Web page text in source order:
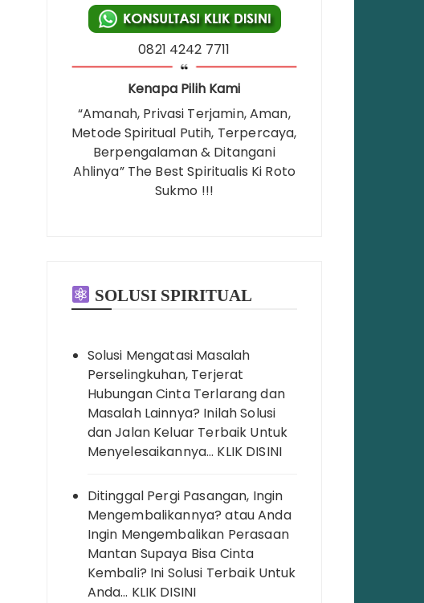
0821 4242 7711
Kenapa Pilih Kami
“Amanah, Privasi Terjamin, Aman,
Metode Spiritual Putih, Terpercaya,
Berpengalaman & Ditangani
Ahlinya” The Best Spiritualis Ki Roto
Sukmo !!!
SOLUSI SPIRITUAL
Solusi Mengatasi Masalah
Perselingkuhan, Terjerat
Hubungan Cinta Terlarang dan
Masalah Lainnya? Inilah Solusi
dan Jalan Keluar Terbaik Untuk
Menyelesaikannya… KLIK DISINI
Ditinggal Pergi Pasangan, Ingin
Mengembalikannya? atau Anda
Ingin Mengembalikan Perasaan
Mantan Supaya Bisa Cinta
Kembali? Ini Solusi Terbaik Untuk
Anda… KLIK DISINI